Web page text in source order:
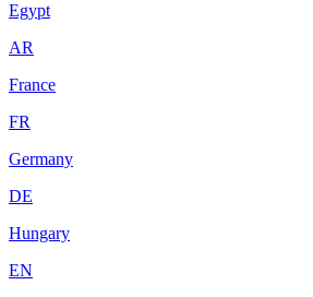
Egypt
AR
France
FR
Germany
DE
Hungary
EN